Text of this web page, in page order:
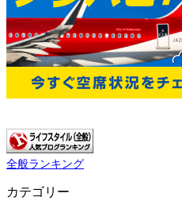
全般ランキング
カテゴリー